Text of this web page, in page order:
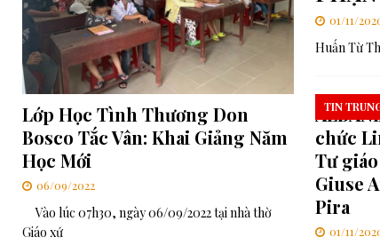
[ 06/08/2026 ] Đối thoại Kitô giáo–Khổng giáo: Cùng nhau
[ 06/08/2026 ] Lễ Tôn phong Chân phước cho Cha Elia
[ 07/08/2026 ] RMG – Văn kiện Ban Tổng Cố Vấn Số 448:
Chúa” TRUNG ƯƠNG
01/11/
Huấn Từ
TIN
chức
Tư
Giuse
Pira
01/11/
Lớp Học Tình Thương Don
Bosco Tắc Vân: Khai Giảng Năm
Học Mới
06/09/2022
Vào lúc 07h30, ngày 06/09/2022 tại nhà thờ
Giáo xứ